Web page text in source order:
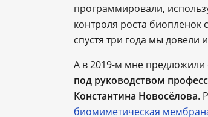
программировали,
контроля роста
спустя три года мы довели
А в 2019-м мне предложили
под руководством
Константина Новосёлова.
биомиметическая